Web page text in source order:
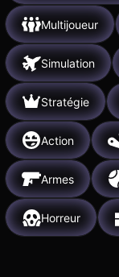
Multijoueur
Simulation
Stratégie
Action
Armes
Horreur